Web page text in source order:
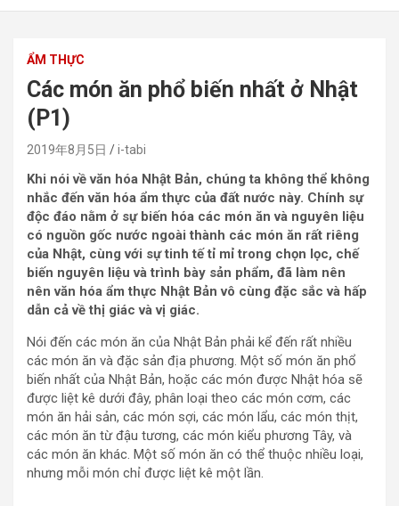
ẨM THỰC
Các món ăn phổ biến nhất ở Nhật
(P1)
2019年8月5日 i-tabi
Khi nói về văn hóa Nhật Bản, chúng ta không thể không
nhắc đến văn hóa ẩm thực của đất nước này. Chính sự
độc đáo nằm ở sự biến hóa các món ăn và nguyên liệu
có nguồn gốc nước ngoài thành các món ăn rất riêng
của Nhật, cùng với sự tinh tế tỉ mỉ trong chọn lọc, chế
biến nguyên liệu và trình bày sản phẩm, đã làm nên
nên văn hóa ẩm thực Nhật Bản vô cùng đặc sắc và hấp
dẫn cả về thị giác và vị giác.
Nói đến các món ăn của Nhật Bản phải kể đến rất nhiều
các món ăn và đặc sản địa phương. Một số món ăn phổ
biến nhất của Nhật Bản, hoặc các món được Nhật hóa sẽ
được liệt kê dưới đây, phân loại theo các món cơm, các
món ăn hải sản, các món sợi, các món lẩu, các món thịt,
các món ăn từ đậu tương, các món kiểu phương Tây, và
các món ăn khác. Một số món ăn có thể thuộc nhiều loại,
nhưng mỗi món chỉ được liệt kê một lần.